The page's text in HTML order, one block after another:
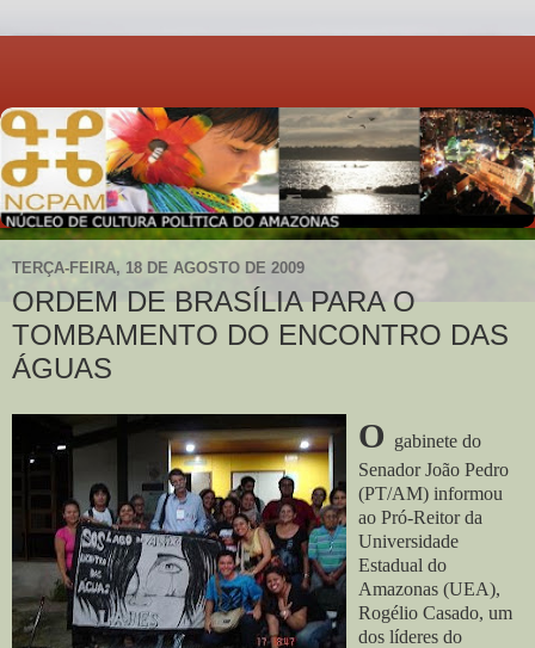
TERÇA-FEIRA, 18 DE AGOSTO DE 2009
ORDEM DE BRASÍLIA PARA O
TOMBAMENTO DO ENCONTRO DAS
ÁGUAS
O gabinete do
Senador João Pedro
(PT/AM) informou
ao Pró-Reitor da
Universidade
Estadual do
Amazonas (UEA),
Rogélio Casado, um
dos líderes do